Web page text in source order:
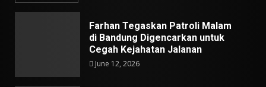
Farhan Tegaskan Patroli Malam
di Bandung Digencarkan untuk
Cegah Kejahatan Jalanan
June 12, 2026